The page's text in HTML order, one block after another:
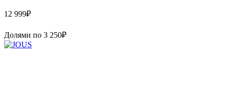
12 999₽
Долями по 3 250₽